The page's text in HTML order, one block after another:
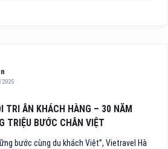
2025
TRI ÂN KHÁCH HÀNG – 30 NĂM
TRIỆU BƯỚC CHÂN VIỆT
bước cùng du khách Việt”, Vietravel Hà